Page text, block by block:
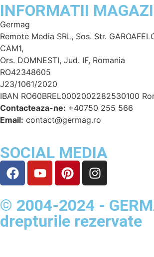
INFORMATII
Germag
Remote Media SRL, Sos. Str.
CAM1,
Ors. DOMNESTI, Jud. IF, Romania
RO42348605
J23/1061/2020
IBAN RO60BREL0002002282530100
Contacteaza-ne: +40750 255 566
Email: contact@germag.ro
SOCIAL MEDIA
© 2004-2024 -
drepturile rezervate